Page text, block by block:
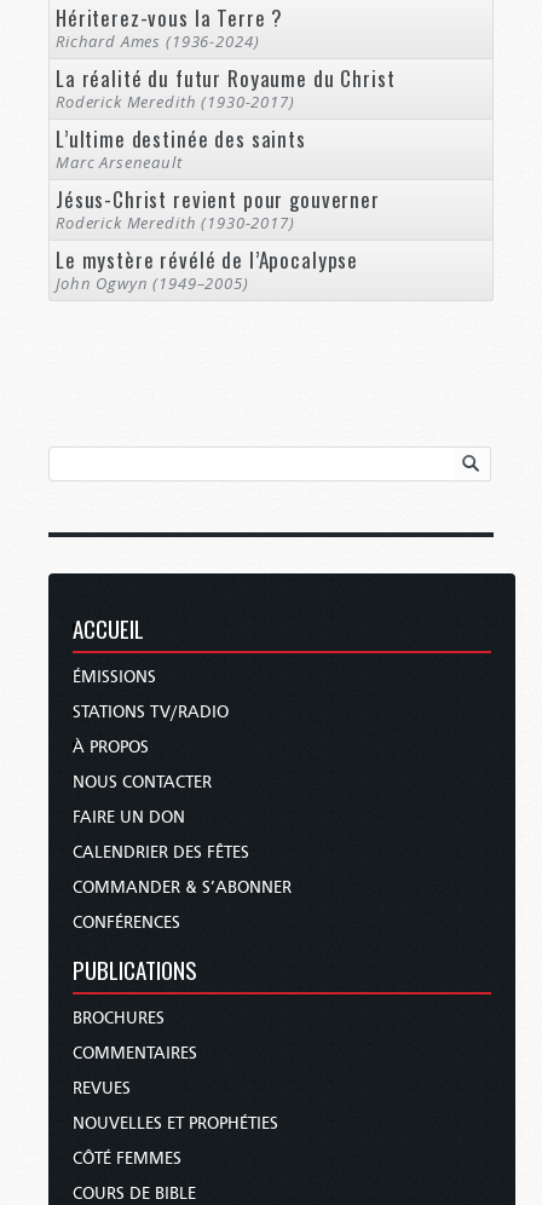
Hériterez-vous la Terre ?
Richard Ames (1936-2024)
La réalité du futur Royaume du Christ
Roderick Meredith (1930-2017)
L’ultime destinée des saints
Marc Arseneault
Jésus-Christ revient pour gouverner
Roderick Meredith (1930-2017)
Le mystère révélé de l’Apocalypse
John Ogwyn (1949–2005)
ACCUEIL
ÉMISSIONS
STATIONS TV/RADIO
À PROPOS
NOUS CONTACTER
FAIRE UN DON
CALENDRIER DES FÊTES
COMMANDER & S’ABONNER
CONFÉRENCES
PUBLICATIONS
BROCHURES
COMMENTAIRES
REVUES
NOUVELLES ET PROPHÉTIES
CÔTÉ FEMMES
COURS DE BIBLE